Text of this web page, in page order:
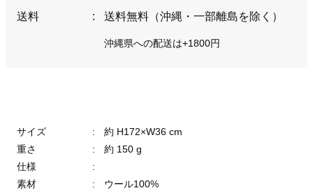
送料 : 送料無料（沖縄・一部離島を除く）
沖縄県への配送は+1800円
サイズ :
約 H172×W36 cm
重さ
:
約 150 g
仕様
:
素材
:
ウール100%